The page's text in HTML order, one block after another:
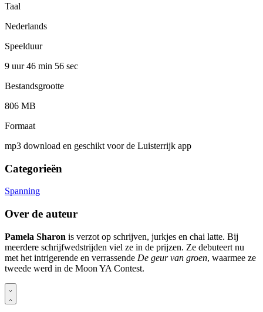
Taal
Nederlands
Speelduur
9 uur 46 min 56 sec
Bestandsgrootte
806 MB
Formaat
mp3 download en geschikt voor de Luisterrijk app
Categorieën
Spanning
Over de auteur
Pamela Sharon is verzot op schrijven, jurkjes en chai latte. Bij
meerdere schrijfwedstrijden viel ze in de prijzen. Ze debuteert nu
met het intrigerende en verrassende De geur van groen, waarmee ze
tweede werd in de Moon YA Contest.